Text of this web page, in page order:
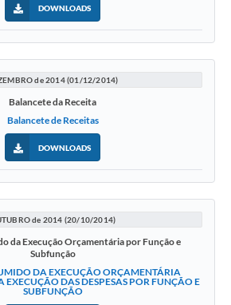
DOWNLOADS
de 2014 (01/12/2014)
Balancete da Receita
Balancete de Receitas
DOWNLOADS
de 2014 (20/10/2014)
da Execução Orçamentária por Função e
Subfunção
DA EXECUÇÃO ORÇAMENTÁRIA
DAS DESPESAS POR FUNÇÃO E
SUBFUNÇÃO